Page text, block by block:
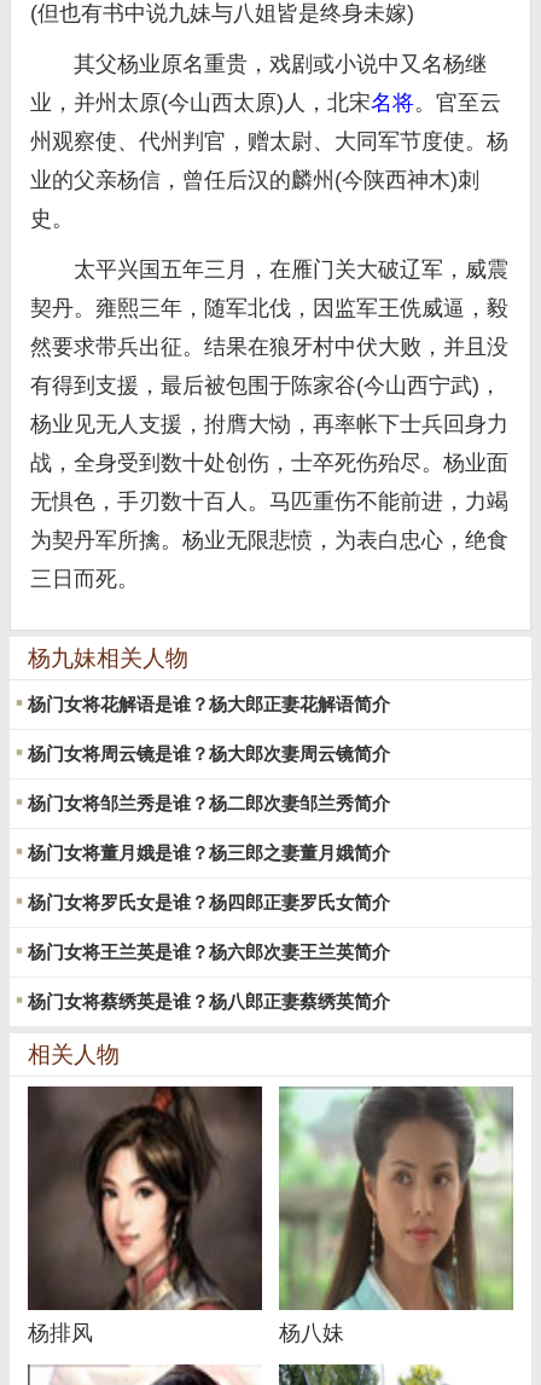
(但也有书中说九妹与八姐皆是终身未嫁)
其父杨业原名重贵，戏剧或小说中又名杨继
业，并州太原(今山西太原)人，北宋名将。官至云
州观察使、代州判官，赠太尉、大同军节度使。杨
业的父亲杨信，曾任后汉的麟州(今陕西神木)刺
史。
太平兴国五年三月，在雁门关大破辽军，威震
契丹。雍熙三年，随军北伐，因监军王侁威逼，毅
然要求带兵出征。结果在狼牙村中伏大败，并且没
有得到支援，最后被包围于陈家谷(今山西宁武)，
杨业见无人支援，拊膺大恸，再率帐下士兵回身力
战，全身受到数十处创伤，士卒死伤殆尽。杨业面
无惧色，手刃数十百人。马匹重伤不能前进，力竭
为契丹军所擒。杨业无限悲愤，为表白忠心，绝食
三日而死。
杨九妹相关人物
杨门女将花解语是谁？杨大郎正妻花解语简介
杨门女将周云镜是谁？杨大郎次妻周云镜简介
杨门女将邹兰秀是谁？杨二郎次妻邹兰秀简介
杨门女将董月娥是谁？杨三郎之妻董月娥简介
杨门女将罗氏女是谁？杨四郎正妻罗氏女简介
杨门女将王兰英是谁？杨六郎次妻王兰英简介
杨门女将蔡绣英是谁？杨八郎正妻蔡绣英简介
相关人物
杨排风 杨八妹